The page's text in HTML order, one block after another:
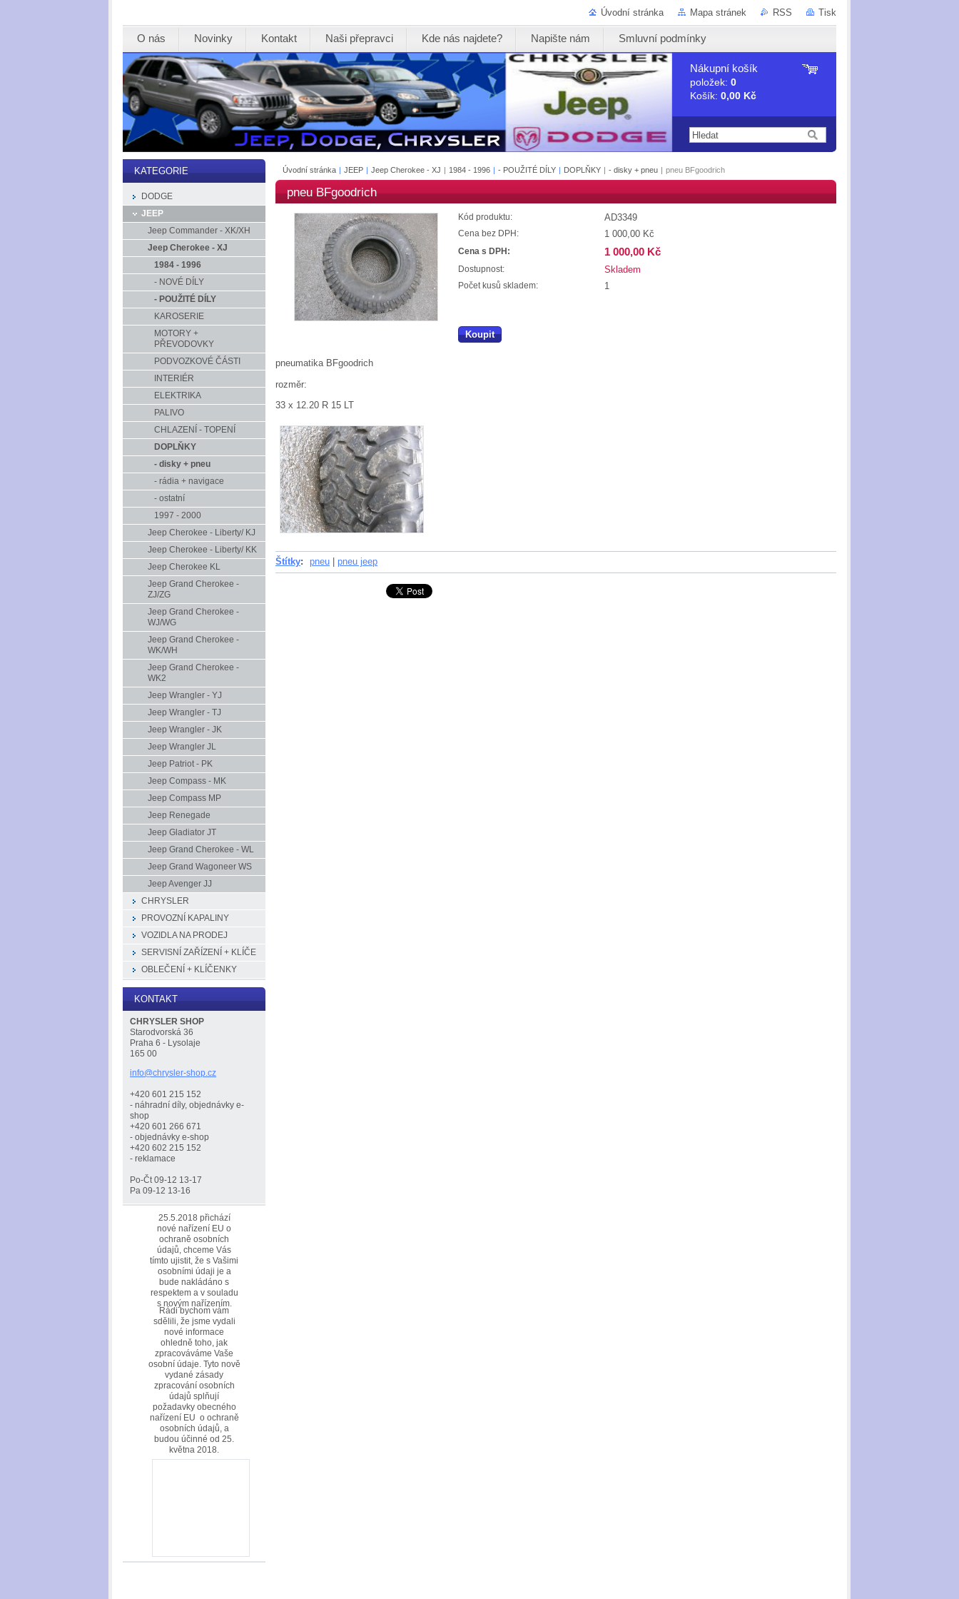
Úvodní stránka Mapa stránek RSS Tisk
O nás Novinky Kontakt Naši přepravci Kde nás najdete? Napište nám Smluvní podmínky
Nákupní košík
položek: 0
Košík: 0,00 Kč
Úvodní stránka | JEEP | Jeep Cherokee - XJ | 1984 - 1996 | - POUŽITÉ DÍLY | DOPLŇKY | - disky + pneu | pneu BFgoodrich
pneu BFgoodrich
Kód produktu: AD3349
Cena bez DPH: 1 000,00 Kč
Cena s DPH: 1 000,00 Kč
Dostupnost: Skladem
Počet kusů skladem: 1
Koupit
pneumatika BFgoodrich
rozměr:
33 x 12.20 R 15 LT
Štítky: pneu pneu jeep
KATEGORIE
DODGE
JEEP
Jeep Commander - XK/XH
Jeep Cherokee - XJ
1984 - 1996
- NOVÉ DÍLY
- POUŽITÉ DÍLY
KAROSERIE
MOTORY +
PŘEVODOVKY
PODVOZKOVÉ ČÁSTI
INTERIÉR
ELEKTRIKA
PALIVO
CHLAZENÍ - TOPENÍ
DOPLŇKY
- disky + pneu
- rádia + navigace
- ostatní
1997 - 2000
Jeep Cherokee - Liberty/ KJ
Jeep Cherokee - Liberty/ KK
Jeep Cherokee KL
Jeep Grand Cherokee -
ZJ/ZG
Jeep Grand Cherokee -
WJ/WG
Jeep Grand Cherokee -
WK/WH
Jeep Grand Cherokee -
WK2
Jeep Wrangler - YJ
Jeep Wrangler - TJ
Jeep Wrangler - JK
Jeep Wrangler JL
Jeep Patriot - PK
Jeep Compass - MK
Jeep Compass MP
Jeep Renegade
Jeep Gladiator JT
Jeep Grand Cherokee - WL
Jeep Grand Wagoneer WS
Jeep Avenger JJ
CHRYSLER
PROVOZNÍ KAPALINY
VOZIDLA NA PRODEJ
SERVISNÍ ZAŘÍZENÍ + KLÍČE
OBLEČENÍ + KLÍČENKY
KONTAKT
CHRYSLER SHOP
Starodvorská 36
Praha 6 - Lysolaje
165 00
info@chrysler-shop.cz
+420 601 215 152
- náhradní díly, objednávky e-
shop
+420 601 266 671
- objednávky e-shop
+420 602 215 152
- reklamace
Po-Čt 09-12 13-17
Pa 09-12 13-16
25.5.2018 přichází
nové nařízení EU o
ochraně osobních
údajů, chceme Vás
tímto ujistit, že s Vašimi
osobními údaji je a
bude nakládáno s
respektem a v souladu
s novým nařízením.
Rádi bychom vám
sdělili, že jsme vydali
nové informace
ohledně toho, jak
zpracováváme Vaše
osobní údaje. Tyto nově
vydané zásady
zpracování osobních
údajů splňují
požadavky obecného
nařízení EU o ochraně
osobních údajů, a
budou účinné od 25.
května 2018.